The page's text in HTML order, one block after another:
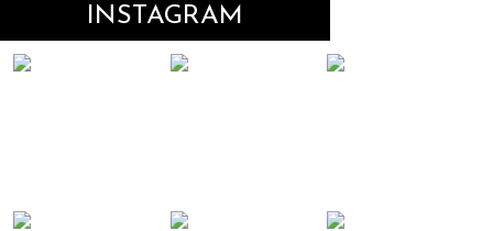
INSTAGRAM